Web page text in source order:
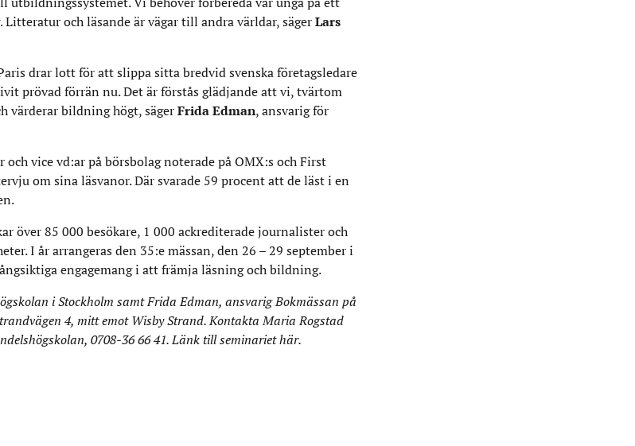
och läsande är vägar till andra världar, sägerLars
drar lott för att slippa sitta bredvid svenska företagsledare
prövad förrän nu. Det är förstås glädjande att vi, tvärtom
värderar bildning högt, sägerFrida Edman, ansvarig för
vice vd:ar på börsbolag noterade på OMX:s och First
om sina läsvanor. Där svarade 59 procent att de läst i en
över 85 000 besökare, 1 000 ackrediterade journalister och
I år arrangeras den 35:e mässan, den 26 – 29 september i
engagemang i att främja läsning och bildning.
i Stockholm samtFrida Edman, ansvarig Bokmässan på
4, mitt emot Wisby Strand. Kontakta Maria Rogstad
0708-36 66 41. Länk till seminariethär.